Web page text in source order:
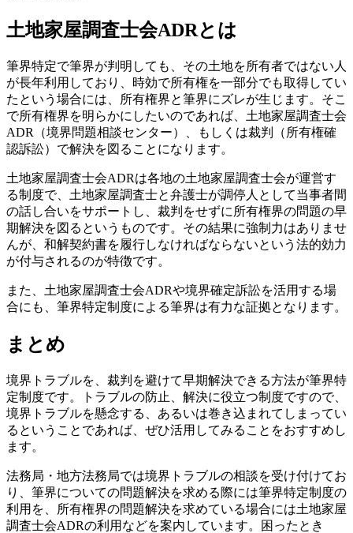
土地家屋調査士会ADRとは
筆界特定で筆界が判明しても、その土地を所有者ではない人
が長年利用しており、時効で所有権を一部分でも取得してい
たという場合には、所有権界と筆界にズレが生じます。そこ
で所有権界を明らかにしたいのであれば、土地家屋調査士会
ADR（境界問題相談センター）、もしくは裁判（所有権確
認訴訟）で解決を図ることになります。
土地家屋調査士会ADRは各地の土地家屋調査士会が運営す
る制度で、土地家屋調査士と弁護士が調停人として当事者間
の話し合いをサポートし、裁判をせずに所有権界の問題の早
期解決を図るというものです。その結果に強制力はありませ
んが、和解契約書を履行しなければならないという法的効力
が付与されるのが特徴です。
また、土地家屋調査士会ADRや境界確定訴訟を活用する場
合にも、筆界特定制度による筆界は有力な証拠となります。
まとめ
境界トラブルを、裁判を避けて早期解決できる方法が筆界特
定制度です。トラブルの防止、解決に役立つ制度ですので、
境界トラブルを懸念する、あるいは巻き込まれてしまってい
るということであれば、ぜひ活用してみることをおすすめし
ます。
法務局・地方法務局では境界トラブルの相談を受け付けてお
り、筆界についての問題解決を求める際には筆界特定制度の
利用を、所有権界の問題解決を求めている場合には土地家屋
調査士会ADRの利用などを案内しています。困ったとき